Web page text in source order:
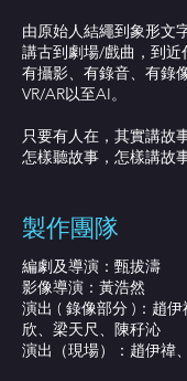
由原始人結繩到象形文
講古到劇場/戲曲，到
有攝影、有錄音、有錄
VR/AR以至AI。
只要有人在，其實講故
怎樣聽故事，怎樣講故
​製作團隊
編劇及導演：甄拔濤
影像導演：黃浩然
演出 ( 錄像部分 )：趙
欣、梁天尺、陳秄沁
演出（現場）：趙伊禕